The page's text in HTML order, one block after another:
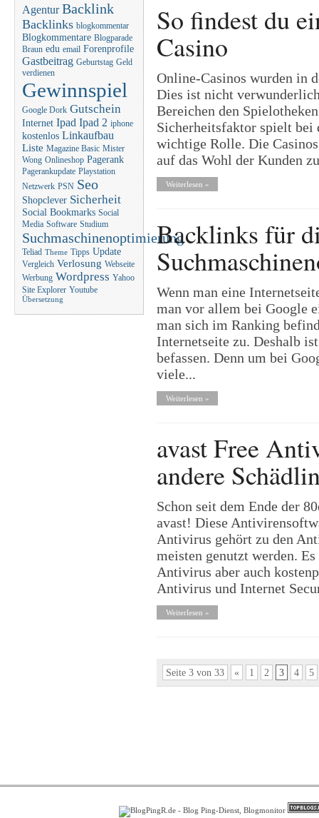
Agentur Backlink
Backlinks blogkommentar
Blogkommentare Blogparade
Braun edu email Forenprofile
Gastbeitrag Geburtstag Geld
verdienen
Gewinnspiel
Google Dork Gutschein
Internet Ipad Ipad 2 iphone
kostenlos Linkaufbau
Liste Magazine Basic Mister
Wong Onlineshop Pagerank
Pagerankupdate Playstation
Netzwerk PSN Seo
Shopclever Sicherheit
Social Bookmarks Social
Media Software Studium
Suchmaschinenoptimierung
Teliad Theme Tipps Update
Vergleich Verlosung Webseite
Werbung Wordpress Yahoo
Site Explorer Youtube
Übersetzung
So findest du
Casino
Online-Casinos wurden in
Dies ist nicht
Bereichen den
Sicherheitsfaktor spielt
wichtige Rolle. Die
auf das Wohl der Kunden
Weiterlesen »
Backlinks für
Wenn man eine
man vor allem bei Google
man sich im Ranking
Internetseite zu. Deshalb
befassen. Denn um bei
viele...
Weiterlesen »
avast Free
andere
Schon seit dem Ende der
avast! Diese
Antivirus gehört zu den
meisten genutzt werden.
Antivirus aber auch
Antivirus und Internet
Weiterlesen »
Seite 3 von 33 « 1 2 3 4 5